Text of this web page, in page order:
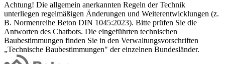
Achtung! Die allgemein anerkannten Regeln der Technik
unterliegen regelmäßigen Änderungen und Weiterentwicklungen (z.
B. Normenreihe Beton DIN 1045:2023). Bitte prüfen Sie die
Antworten des Chatbots. Die eingeführten technischen
Baubestimmungen finden Sie in den Verwaltungsvorschriften
„Technische Baubestimmungen" der einzelnen Bundesländer.